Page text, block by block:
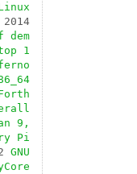
2014
dem
1
9,
Pi
GNU